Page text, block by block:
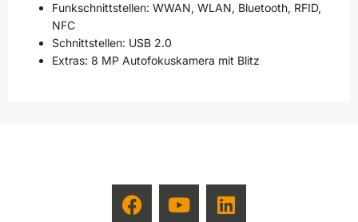
Funkschnittstellen: WWAN, WLAN, Bluetooth, RFID,
NFC
Schnittstellen: USB 2.0
Extras: 8 MP Autofokuskamera mit Blitz